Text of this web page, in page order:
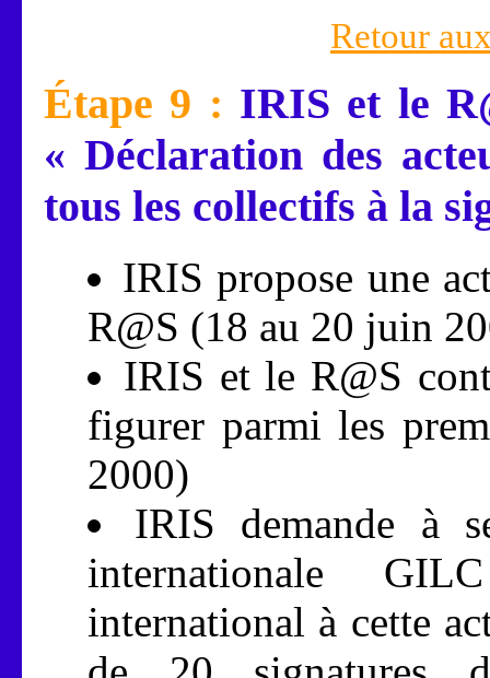
Retour
Étape 9 : IRIS et le
« Déclaration des
tous les collectifs à la
IRIS propose une
R@S (18 au 20 juin
IRIS et le R@S
figurer parmi les
2000)
IRIS demande à
internationale
international à cette